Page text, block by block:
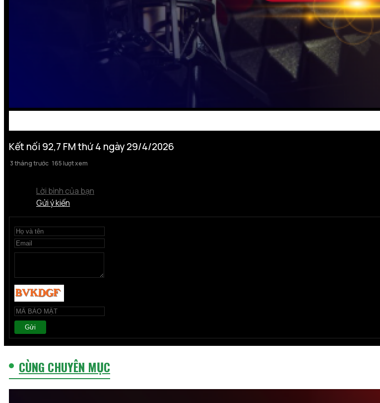
Kết nối 92,7 FM thứ 4 ngày 29/4/2026
3 tháng trước 165 lượt xem
Lời bình của bạn
Gửi ý kiến
Gửi
CÙNG CHUYÊN MỤC